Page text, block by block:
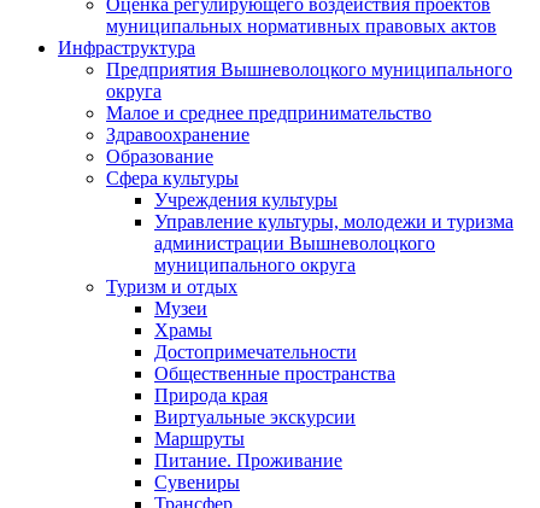
Оценка регулирующего воздействия проектов
муниципальных нормативных правовых актов
Инфраструктура
Предприятия Вышневолоцкого муниципального
округа
Малое и среднее предпринимательство
Здравоохранение
Образование
Сфера культуры
Учреждения культуры
Управление культуры, молодежи и туризма
администрации Вышневолоцкого
муниципального округа
Туризм и отдых
Музеи
Храмы
Достопримечательности
Общественные пространства
Природа края
Виртуальные экскурсии
Маршруты
Питание. Проживание
Сувениры